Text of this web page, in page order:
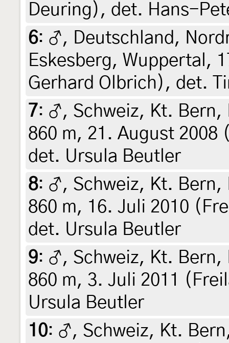
Deuring), det. Hans-
6: ♂, Deutschland,
Eskesberg, Wuppertal,
Gerhard Olbrich), det.
7: ♂, Schweiz, Kt. Bern,
860 m, 21. August
det. Ursula Beutler
8: ♂, Schweiz, Kt. Bern,
860 m, 16. Juli 2010
det. Ursula Beutler
9: ♂, Schweiz, Kt. Bern,
860 m, 3. Juli 2011
Ursula Beutler
10: ♂, Schweiz, Kt.